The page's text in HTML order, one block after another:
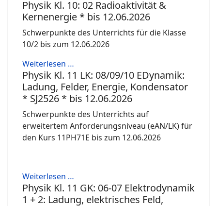
Physik Kl. 10: 02 Radioaktivität &
Kernenergie * bis 12.06.2026
Schwerpunkte des Unterrichts für die Klasse
10/2 bis zum 12.06.2026
Weiterlesen …
Physik Kl. 11 LK: 08/09/10 EDynamik:
Ladung, Felder, Energie, Kondensator
* SJ2526 * bis 12.06.2026
Schwerpunkte des Unterrichts auf
erweitertem Anforderungsniveau (eAN/LK) für
den Kurs 11PH71E bis zum 12.06.2026
Weiterlesen …
Physik Kl. 11 GK: 06-07 Elektrodynamik
1 + 2: Ladung, elektrisches Feld,